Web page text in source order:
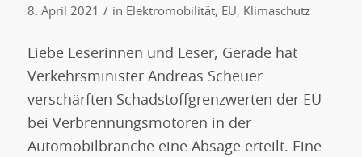
8. April 2021 / in Elektromobilität, EU, Klimaschutz
Liebe Leserinnen und Leser, Gerade hat
Verkehrsminister Andreas Scheuer
verschärften Schadstoffgrenzwerten der EU
bei Verbrennungsmotoren in der
Automobilbranche eine Absage erteilt. Eine